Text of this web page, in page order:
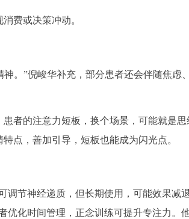
费或决策冲动。
。”倪峻华补充，部分患者还会伴随焦虑
者的注意力短板，换个场景，可能就是思
点，善加引导，短板也能成为闪光点。
调节神经递质，但长期使用，可能效果减
优化时间管理，正念训练可提升专注力。